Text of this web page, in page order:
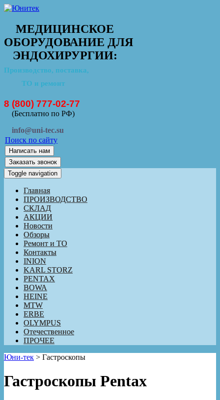
МЕДИЦИНСКОЕ
ОБОРУДОВАНИЕ ДЛЯ
ЭНДОХИРУРГИИ:
Производство, поставка,
ТО и ремонт
8 (800) 777-02-77
(Бесплатно по РФ)
info@uni-tec.su
Поиск по сайту
Написать нам
Заказать звонок
Toggle navigation
Главная
ПРОИЗВОДСТВО
СКЛАД
АКЦИИ
Новости
Обзоры
Ремонт и ТО
Контакты
INION
KARL STORZ
PENTAX
BOWA
HEINE
MTW
ERBE
OLYMPUS
Отечественное
ПРОЧЕЕ
Юни-тек > Гастроскопы
Гастроскопы Pentax